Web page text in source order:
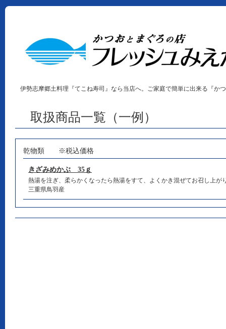
伊勢志摩郷土料理『てこね寿司』なら当店へ。ご家庭で簡単に出来る『か
取扱商品一覧（一例）
乾物類 ※税込価格
きざみめかぶ 35ｇ
熱湯を注ぎ、柔らかくなったら熱湯をすて、よくかき混ぜてお召し上が
三重県鳥羽産